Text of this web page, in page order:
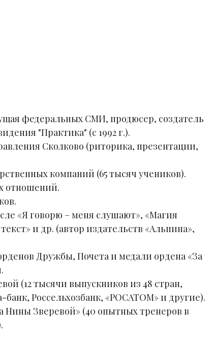
федеральных СМИ, продюсер, создатель
"Практика" (с 1992 г.).
Сколково (риторика, презентации,
компаний (65 тысяч учеников).
отношений.
«Я говорю – меня слушают», «Магия
и др. (автор издательств «Альпина»,
Дружбы, Почета и медали ордена «За
(12 тысячи выпускников из 48 стран,
Россельхозбанк, «РОСАТОМ» и другие).
Нины Зверевой» (40 опытных тренеров в